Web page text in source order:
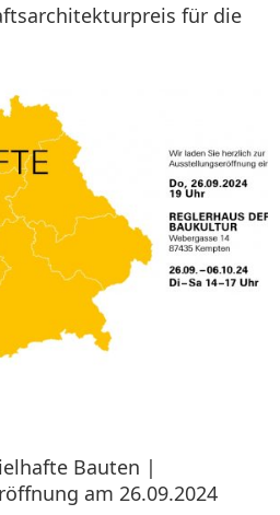
für die
Bauten |
am 26.09.2024